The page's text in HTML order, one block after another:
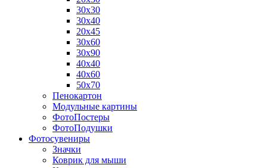
30х30
30х40
20х45
30х60
30х90
40х40
40х60
50х70
Пенокартон
Модульные картины
ФотоПостеры
ФотоПодушки
Фотоcувениры
Значки
Коврик для мыши